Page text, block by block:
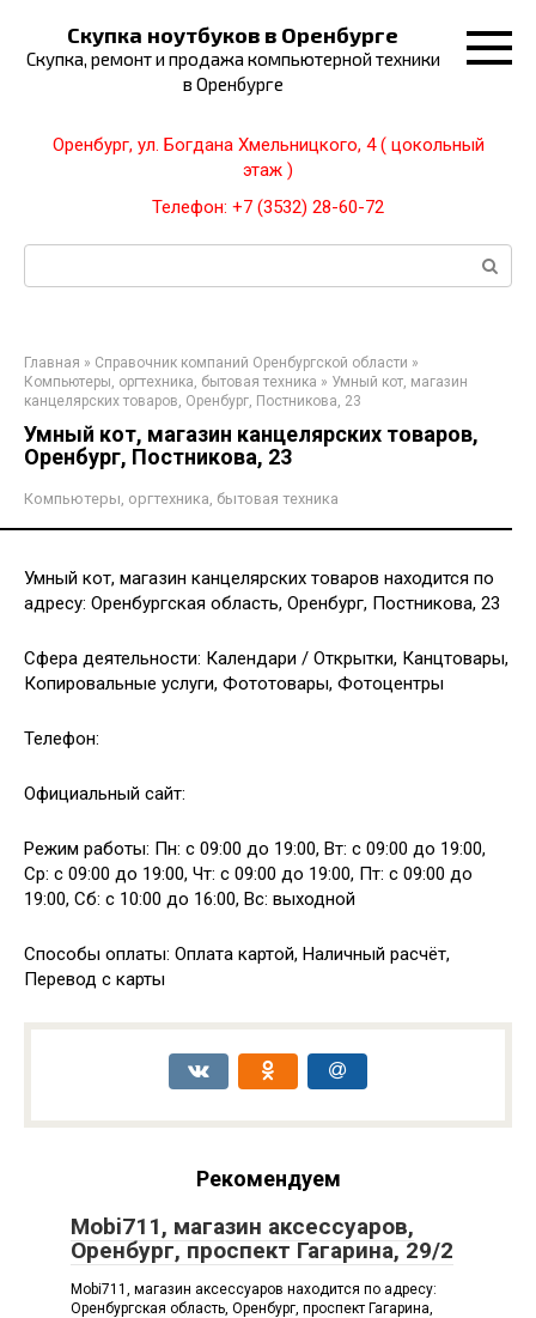
контенту
Скупка ноутбуков в Оренбурге
Скупка, ремонт и продажа компьютерной техники
в Оренбурге
Оренбург, ул. Богдана Хмельницкого, 4 ( цокольный
этаж )
Телефон: +7 (3532) 28-60-72
Поиск:
Главная » Справочник компаний Оренбургской области »
Компьютеры, оргтехника, бытовая техника » Умный кот, магазин
канцелярских товаров, Оренбург, Постникова, 23
Умный кот, магазин канцелярских товаров,
Оренбург, Постникова, 23
Компьютеры, оргтехника, бытовая техника
Умный кот, магазин канцелярских товаров находится по
адресу: Оренбургская область, Оренбург, Постникова, 23
Сфера деятельности: Календари / Открытки, Канцтовары,
Копировальные услуги, Фототовары, Фотоцентры
Телефон:
Официальный сайт:
Режим работы: Пн: с 09:00 до 19:00, Вт: с 09:00 до 19:00,
Ср: с 09:00 до 19:00, Чт: с 09:00 до 19:00, Пт: с 09:00 до
19:00, Сб: с 10:00 до 16:00, Вс: выходной
Способы оплаты: Оплата картой, Наличный расчёт,
Перевод с карты
Рекомендуем
Mobi711, магазин аксессуаров,
Оренбург, проспект Гагарина, 29/2
Mobi711, магазин аксессуаров находится по адресу:
Оренбургская область, Оренбург, проспект Гагарина,